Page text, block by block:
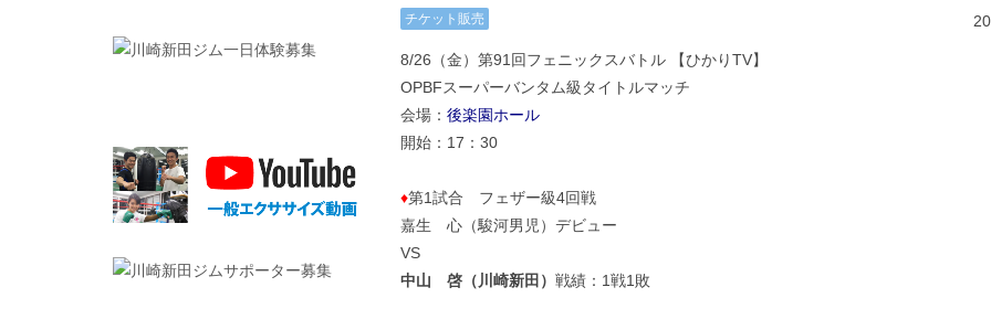
チケット販売
定・結果
8/26（金）第91回フェニックスバトル 【ひかりTV】
OPBFスーパーバンタム級タイトルマッチ
会場： 後楽園ホール
開始：17：30
♦第1試合 フェザー級4回戦
嘉生 心（駿河男児）デビュー
VS
中山 啓（川崎新田） 戦績：1戦1敗